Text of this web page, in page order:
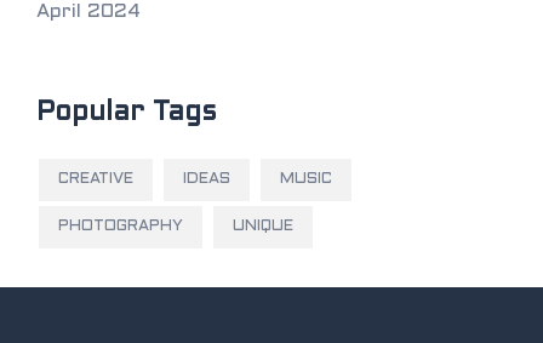
April 2024
Popular Tags
CREATIVE IDEAS MUSIC
PHOTOGRAPHY UNIQUE